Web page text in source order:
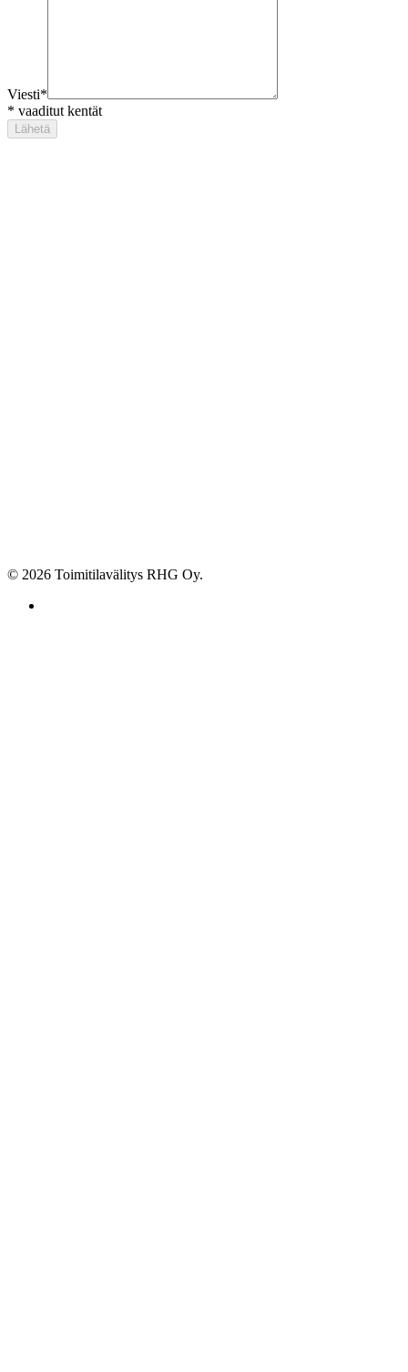
Viesti*
* vaaditut kentät
© 2026 Toimitilavälitys RHG Oy.